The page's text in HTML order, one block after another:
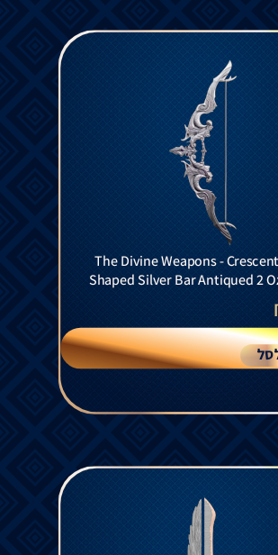
The Divine Weapons -
Shaped Silver Bar Antiqued 2